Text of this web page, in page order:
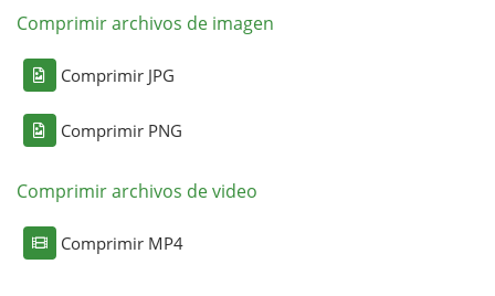
Comprimir archivos de imagen
Comprimir JPG
Comprimir PNG
Comprimir archivos de video
Comprimir MP4